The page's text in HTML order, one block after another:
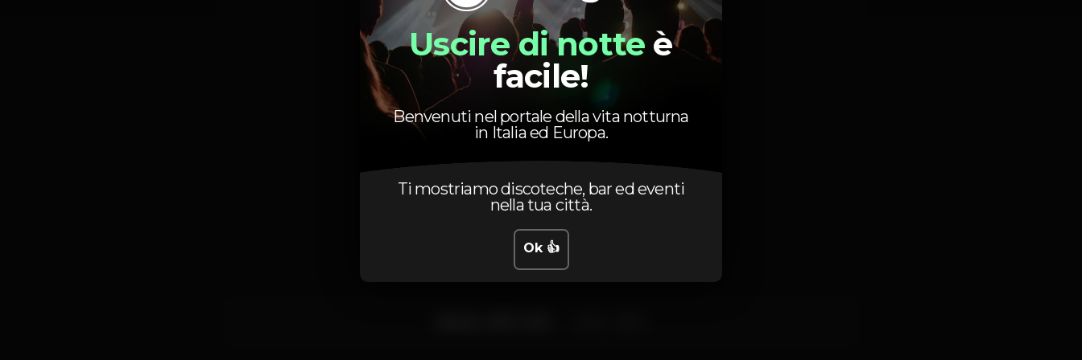
Pista de dança DJ Zona de fumadores
Bar completo Wi-fi
Orario
Uscire di notte è
facile!
Benvenuti nel portale della vita notturna
in Italia ed Europa.
Ti mostriamo discoteche, bar ed eventi
nella tua città.
Ok 👍